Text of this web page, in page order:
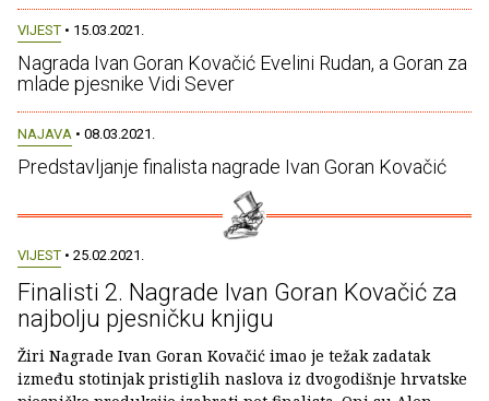
VIJEST • 15.03.2021.
Nagrada Ivan Goran Kovačić Evelini Rudan, a Goran za
mlade pjesnike Vidi Sever
NAJAVA • 08.03.2021.
Predstavljanje finalista nagrade Ivan Goran Kovačić
VIJEST • 25.02.2021.
Finalisti 2. Nagrade Ivan Goran Kovačić za
najbolju pjesničku knjigu
Žiri Nagrade Ivan Goran Kovačić imao je težak zadatak
između stotinjak pristiglih naslova iz dvogodišnje hrvatske